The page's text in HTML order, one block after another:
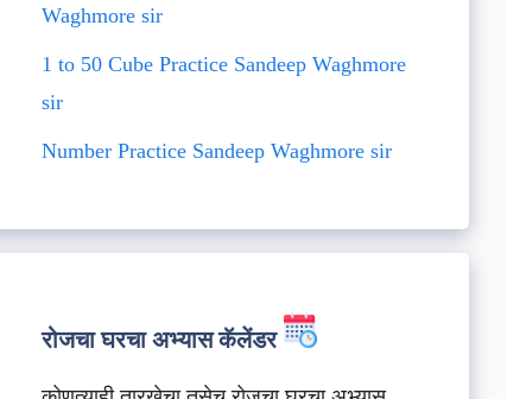
Waghmore sir
1 to 50 Cube Practice Sandeep Waghmore
sir
Number Practice Sandeep Waghmore sir
रोजचा घरचा अभ्यास कॅलेंडर